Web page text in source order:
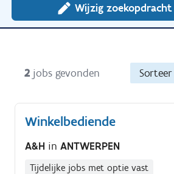
Wijzig
2 jobs gevonden
Winkelbediende
A&H in ANTWERPEN
Tijdelijke jobs met optie vast